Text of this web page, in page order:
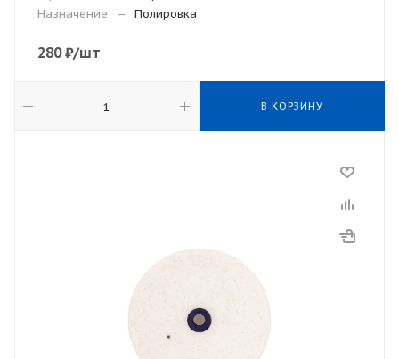
Назначение
— Полировка
280₽/шт
В КОРЗИНУ